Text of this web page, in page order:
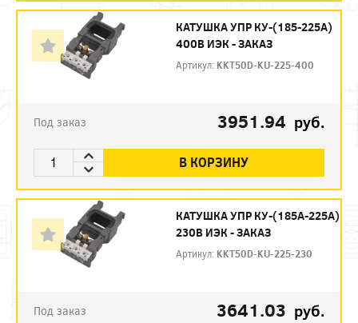
КАТУШКА УПР КУ-(185-225А)
400В ИЭК - ЗАКАЗ
Артикул: KKT50D-KU-225-400
Под заказ 3951.94 руб.
В КОРЗИНУ
КАТУШКА УПР КУ-(185А-225А)
230В ИЭК - ЗАКАЗ
Артикул: KKT50D-KU-225-230
Под заказ 3641.03 руб.